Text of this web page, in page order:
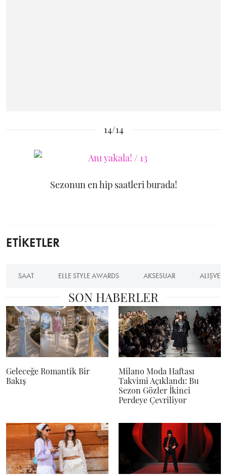
14/14
Sezonun en hip saatleri burada!
ETİKETLER
SAAT ELLE STYLE AWARDS AKSESUAR
SON HABERLER
Geleceğe Romantik Bir
Bakış
Milano Moda Haftası
Takvimi Açıklandı: Bu
Sezon Gözler İkinci
Perdeye Çevriliyor